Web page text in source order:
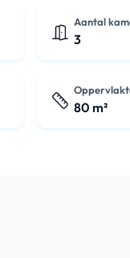
Aantal
3
80 m²